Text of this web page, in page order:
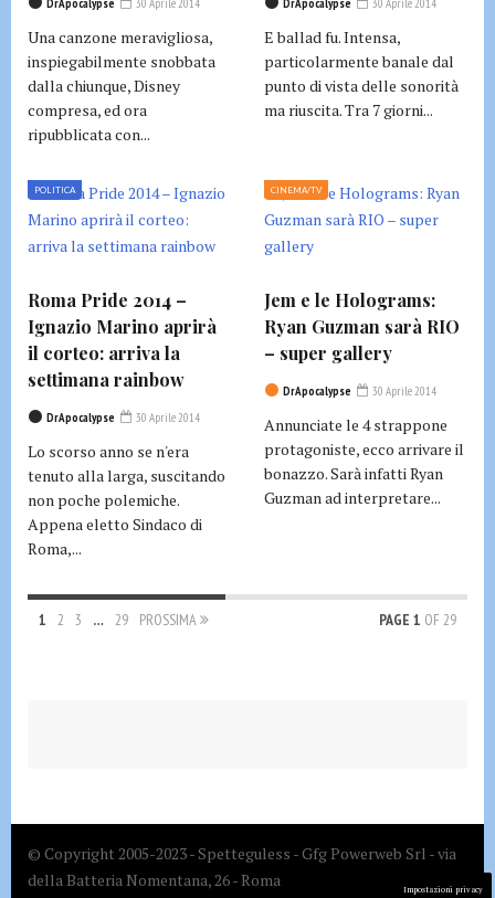
DrApocalypse 30 Aprile 2014
Una canzone meravigliosa,
inspiegabilmente snobbata
dalla chiunque, Disney
compresa, ed ora
ripubblicata con...
DrApocalypse 30 Aprile 2014
E ballad fu. Intensa,
particolarmente banale dal
punto di vista delle sonorità
ma riuscita. Tra 7 giorni...
POLITICA
Roma Pride 2014 –
Ignazio Marino aprirà
il corteo: arriva la
settimana rainbow
DrApocalypse 30 Aprile 2014
Lo scorso anno se n'era
tenuto alla larga, suscitando
non poche polemiche.
Appena eletto Sindaco di
Roma,...
CINEMA/TV
Jem e le Holograms:
Ryan Guzman sarà RIO
– super gallery
DrApocalypse 30 Aprile 2014
Annunciate le 4 strappone
protagoniste, ecco arrivare il
bonazzo. Sarà infatti Ryan
Guzman ad interpretare...
1 2 3 … 29 PROSSIMA PAGE 1 OF 29
© Copyright 2005-2023 - Spetteguless - Gfg Powerweb Srl - via
della Batteria Nomentana, 26 - Roma
Impostazioni privacy